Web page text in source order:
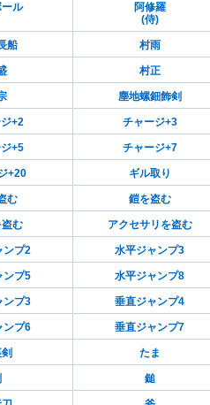
ル
阿修羅
(侍)
船 村雨
村正
塵地螺鈿飾剣
+2 チャージ+3
+5 チャージ+7
+20 ギル取り
む 鎧を盗む
む アクセサリを盗む
ンプ2 水平ジャンプ3
ンプ5 水平ジャンプ8
ンプ3 垂直ジャンプ4
ンプ6 垂直ジャンプ7
たま
鎚